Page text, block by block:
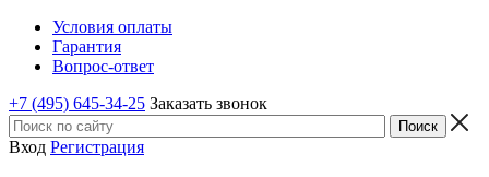
Условия оплаты
Гарантия
Вопрос-ответ
+7 (495) 645-34-25 Заказать звонок
Вход Регистрация